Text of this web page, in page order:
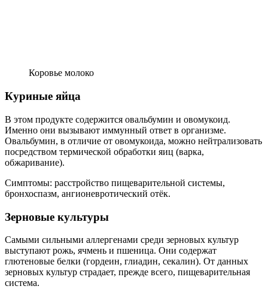
Коровье молоко
Куриные яйца
В этом продукте содержится овальбумин и овомукоид.
Именно они вызывают иммунный ответ в организме.
Овальбумин, в отличие от овомукоида, можно нейтрализовать
посредством термической обработки яиц (варка,
обжаривание).
Симптомы: расстройство пищеварительной системы,
бронхоспазм, ангионевротический отёк.
Зерновые культуры
Самыми сильными аллергенами среди зерновых культур
выступают рожь, ячмень и пшеница. Они содержат
глютеновые белки (гордеин, глиадин, секалин). От данных
зерновых культур страдает, прежде всего, пищеварительная
система.